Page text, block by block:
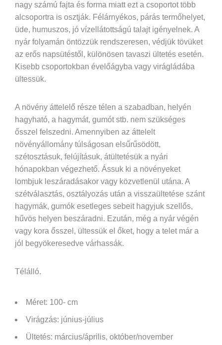
nagy számú fajta és forma miatt ezt a csoportot több
alcsoportra is osztják. Félárnyékos, párás termőhelyet,
üde, humuszos, jó vízellátottságú talajt igényelnek. A
nyár folyamán öntözzük rendszeresen, védjük tövüket
az erős napsütéstől, különösen tavaszi ültetés esetén.
Kisebb csoportokban évelőágyba vagy virágládába
ültessük.
A növény áttelelő része télen a szabadban, helyén
hagyható, a hagymát, gumót stb. nem szükséges
ősszel felszedni. Amennyiben az áttelelt
növényállomány túlságosan elsűrűsödött,
szétosztásuk, felújításuk, átültetésük a nyári
hónapokban végezhető. Ássuk ki a növényeket
lombjuk leszáradásakor vagy közvetlenül utána. A
szétválasztás, osztályozás után a visszaültetése szánt
hagymák, gumók esetleges sebeit hagyjuk szellős,
hűvös helyen beszáradni. Ezután, még a nyár végén
vagy kora ősszel, ültessük el őket, hogy a telet már a
jól begyökeresedve várhassák.
Télálló.
Méret: 100- cm
Virágzás: június-július
Ültetés: március/április, október/november